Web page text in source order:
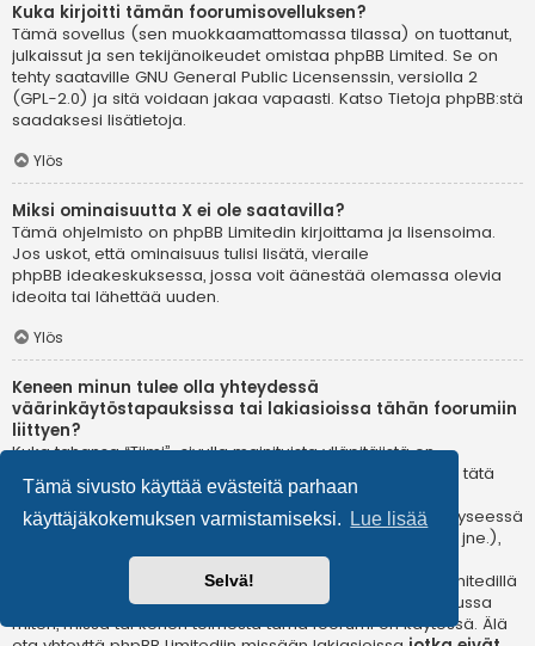
Tämä sivusto käyttää evästeitä parhaan
käyttäjäkokemuksen varmistamiseksi.
Lue lisää
Selvä!
Kuka kirjoitti tämän foorumisovelluksen?
Tämä sovellus (sen muokkaamattomassa tilassa) on tuottanut,
julkaissut ja sen tekijänoikeudet omistaa phpBB Limited. Se on
tehty saataville GNU General Public Licensenssin, versiolla 2
(GPL-2.0) ja sitä voidaan jakaa vapaasti. Katso Tietoja phpBB:stä
saadaksesi lisätietoja.
Ylös
Miksi ominaisuutta X ei ole saatavilla?
Tämä ohjelmisto on phpBB Limitedin kirjoittama ja lisensoima.
Jos uskot, että ominaisuus tulisi lisätä, vieraile
phpBB ideakeskuksessa, jossa voit äänestää olemassa olevia
ideoita tai lähettää uuden.
Ylös
Keneen minun tulee olla yhteydessä
väärinkäytöstapauksissa tai lakiasioissa tähän foorumiin
liittyen?
Kuka tahansa “Tiimi”-sivulla mainituista ylläpitäjistä on
todennäköisesti sopiva yhteyshenkilö valituksillesi. Jos et tätä
kautta saa vastausta, sinun kannattaa ottaa yhteyttä
verkkotunnuksen omistajaan (teewhois-kysely ) tai jos kyseessä
on ilmaispalvelussa oleva (esim. Yahoo!, free.fr, f2s.com, jne.),
ota yhteyttä ylläpitoon tai väärinkäytöksistä vastaavaan
osastoon kyseisessä palvelussa. Huomaa, että phpBB Limitedillä
ei ole lainkaan toimivaltaaja sitä ei voida pitää vastuussa
miten, missä tai kenen toimesta tämä foorumi on käytössä. Älä